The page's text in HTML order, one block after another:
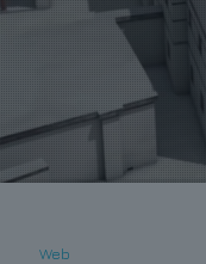
Web